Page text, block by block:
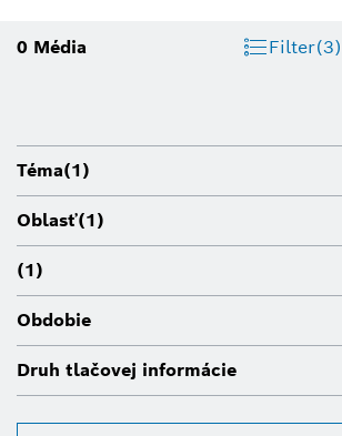
0 Média Filter(3)
Téma(1)
Oblasť(1)
(1)
Obdobie
Druh tlačovej informácie